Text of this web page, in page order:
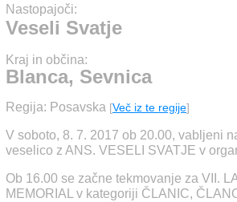
Nastopajoči:
Veseli Svatje
Kraj in občina:
Blanca, Sevnica
Regija: Posavska [Več iz te regije]
V soboto, 8. 7. 2017 ob 20.00, vabljeni
veselico z ANS. VESELI SVATJE v
Ob 16.00 se začne tekmovanje za VII.
MEMORIAL v kategoriji ČLANIC,